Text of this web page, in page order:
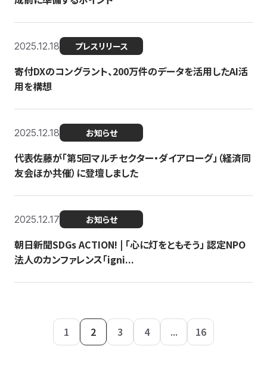
2025.12.18 プレスリリース
寄付DXのコングラント、200万件のデータを活用したAI活
用を構想
2025.12.18 お知らせ
代表佐藤が「第5回マルチセクター・ダイアローグ」（経済同
友会ほか共催）に登壇しました
2025.12.17 お知らせ
朝日新聞SDGs ACTION! | 「心に灯をともそう」 認定NPO
法人のカンファレンス「igni...
1 2 3 4 ... 16